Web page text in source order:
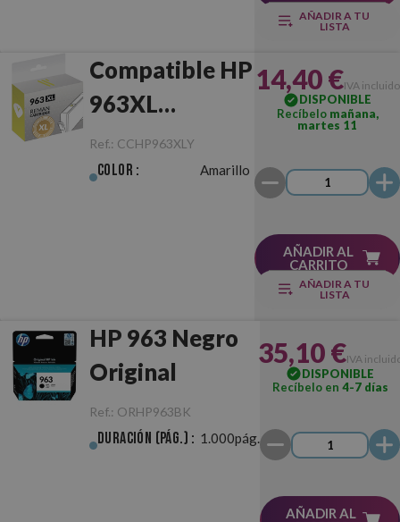
AÑADIR A TU
LISTA
Compatible HP
963XL
Amarillo
Ref.: CCHP963XLY
Color : Amarillo
14,40 €IVA incluido
DISPONIBLE
Recíbelo mañana,
martes 11
AÑADIR AL
CARRITO
AÑADIR A TU
LISTA
HP 963 Negro
Original
Ref.: ORHP963BK
Duración (pág.) : 1.000pág.
35,10 €IVA
DISPONIBLE
Recíbelo en 4-7 días
AÑADIR AL